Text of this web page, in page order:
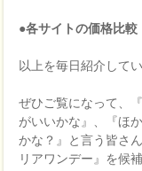
●各サイトの価格比較
以上を毎日紹介してい
ぜひご覧になって、
がいいかな』、『ほ
かな？』と言う皆さ
リアワンデー』を候